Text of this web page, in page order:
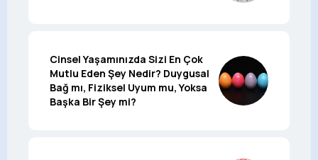
Cinsel Yaşamınızda Sizi En Çok
Mutlu Eden Şey Nedir? Duygusal
Bağ mı, Fiziksel Uyum mu, Yoksa
Başka Bir Şey mi?